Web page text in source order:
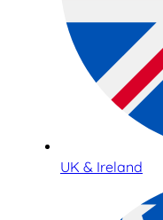
UK & Ireland